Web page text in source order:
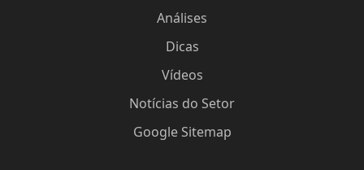
Análises
Dicas
Vídeos
Notícias do Setor
Google Sitemap